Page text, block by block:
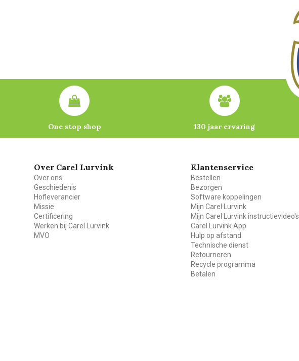
One stop shop 130 jaar ervaring
Over Carel Lurvink
Over ons
Geschiedenis
Hofleverancier
Missie
Certificering
Werken bij Carel Lurvink
MVO
Klantenservice
Bestellen
Bezorgen
Software koppelingen
Mijn Carel Lurvink
Mijn Carel Lurvink instructievideo's
Carel Lurvink App
Hulp op afstand
Technische dienst
Retourneren
Recycle programma
Betalen